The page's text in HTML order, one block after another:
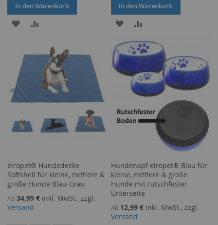
In den Warenkorb
ZUR
HINZUFÜGEN
HINZUFÜGEN
In den Warenkorb
ZUR
WUNSCHLISTE
HINZUFÜGEN
VERGLEICHSLISTE
HINZUFÜGEN
elropet® Hundedecke
Softshell für kleine, mittlere &
große Hunde Blau-Grau
Ab 34,99 € inkl. MwSt., zzgl.
Versand
Hundenapf elropet® Blau für
kleine, mittlere & große
Hunde mit rutschfester
Unterseite
Ab 12,99 € inkl. MwSt., zzgl.
Versand